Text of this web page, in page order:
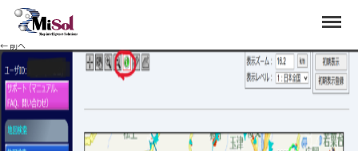
haza07
2024年7月31日
← 前へ